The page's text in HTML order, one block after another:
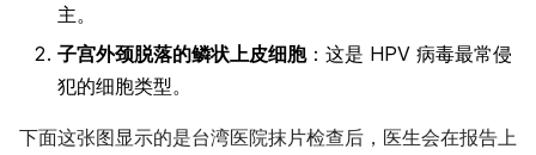
主。
子宫外颈脱落的鳞状上皮细胞：这是 HPV 病毒最常侵
犯的细胞类型。
下面这张图显示的是台湾医院抹片检查后，医生会在报告上